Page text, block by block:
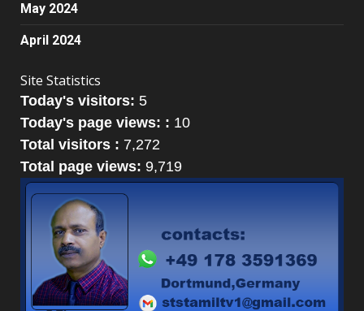
May 2024
April 2024
Site Statistics
Today's visitors: 5
Today's page views: : 10
Total visitors : 7,272
Total page views: 9,719